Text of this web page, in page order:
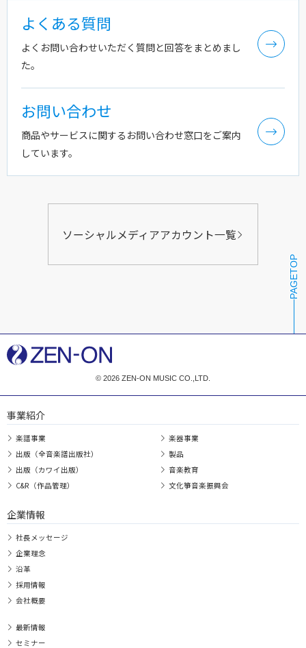
よくある質問
よくお問い合わせいただく質問と回答をまとめまし
た。
お問い合わせ
商品やサービスに関するお問い合わせ窓口をご案内
しています。
ソーシャルメディアアカウント一覧
PAGETOP
© 2026 ZEN-ON MUSIC CO.,LTD.
事業紹介
楽譜事業
出版（全音楽譜出版社）
出版（カワイ出版）
C&R（作品管理）
楽器事業
製品
音楽教育
文化箏音楽振興会
企業情報
社長メッセージ
企業理念
沿革
採用情報
会社概要
最新情報
セミナー